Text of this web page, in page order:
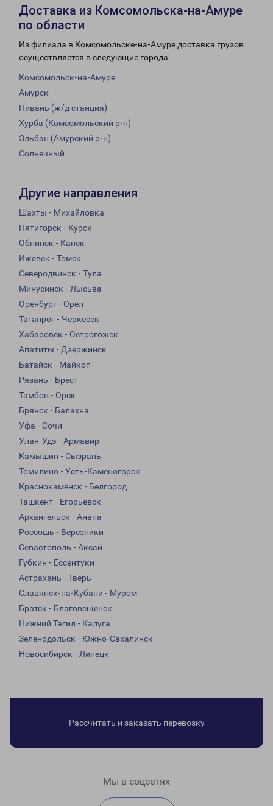
Доставка из Комсомольска-на-Амуре
по области
Из филиала в Комсомольске-на-Амуре доставка грузов
осуществляется в следующие города:
Комсомольск-на-Амуре
Амурск
Пивань (ж/д станция)
Хурба (Комсомольский р-н)
Эльбан (Амурский р-н)
Солнечный
Другие направления
Шахты - Михайловка
Пятигорск - Курск
Обнинск - Канск
Ижевск - Томск
Северодвинск - Тула
Минусинск - Лысьва
Оренбург - Орел
Таганрог - Черкесск
Хабаровск - Острогожск
Апатиты - Дзержинск
Батайск - Майкоп
Рязань - Брест
Тамбов - Орск
Брянск - Балахна
Уфа - Сочи
Улан-Удэ - Армавир
Камышин - Сызрань
Томилино - Усть-Каменогорск
Краснокаменск - Белгород
Ташкент - Егорьевск
Архангельск - Анапа
Россошь - Березники
Севастополь - Аксай
Губкин - Ессентуки
Астрахань - Тверь
Славянск-на-Кубани - Муром
Братск - Благовещенск
Нижний Тагил - Калуга
Зеленодольск - Южно-Сахалинск
Новосибирск - Липецк
Рассчитать и заказать перевозку
Мы в соцсетях